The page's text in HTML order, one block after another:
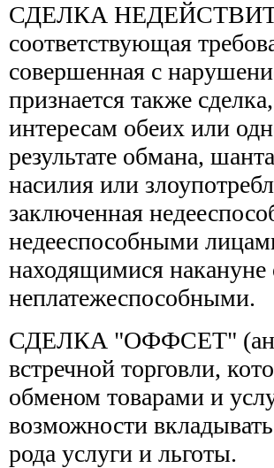
СДЕЛКА
соответствующая
совершенная с
признается также
интересам обеих или
результате обмана,
насилия или
заключенная
недееспособными
находящимися накануне
неплатежеспособными.
СДЕЛКА "ОФФСЕТ"
встречной торговли,
обменом товарами и
возможности
рода услуги и льготы.